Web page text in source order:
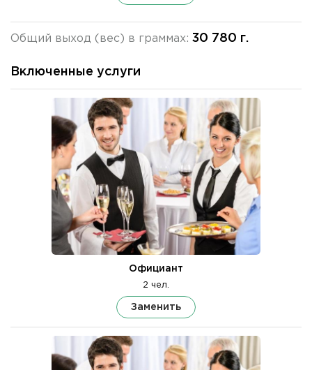
Общий выход (вес) в граммах: 30 780 г.
Включенные услуги
Официант
2 чел.
Заменить